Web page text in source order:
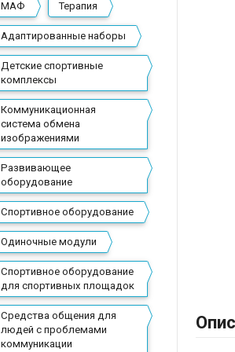
МАФ Терапия
Адаптированные наборы
Детские спортивные
комплексы
Коммуникационная
система обмена
изображениями
Развивающее
оборудование
Спортивное оборудование
Одиночные модули
Спортивное оборудование
для спортивных площадок
Средства общения для
людей с проблемами
коммуникации